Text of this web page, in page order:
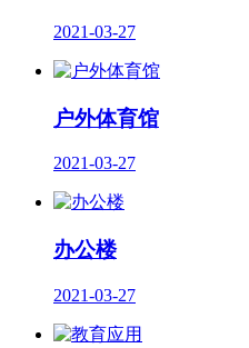
2021-03-27
户外体育馆
2021-03-27
办公楼
2021-03-27